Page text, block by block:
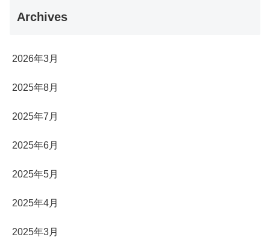
Archives
2026年3月
2025年8月
2025年7月
2025年6月
2025年5月
2025年4月
2025年3月